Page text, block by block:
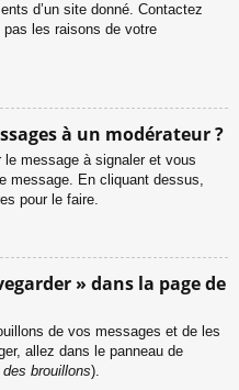
d’un site donné. Contactez
pas les raisons de votre
à un modérateur ?
le message à signaler et vous
message. En cliquant dessus,
pour le faire.
» dans la page de
de vos messages et de les
allez dans le panneau de
brouillons).